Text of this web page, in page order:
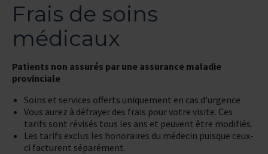
Frais de soins
médicaux
Patients non assurés par une assurance maladie
provinciale
Soins et services offerts uniquement en cas d’urgence
Vous aurez à défrayer des frais pour votre visite. Ces
tarifs sont révisés tous les ans et peuvent être modifiés.
Les tarifs exclus les honoraires du médecin puisque ceux-
ci facturent séparément.